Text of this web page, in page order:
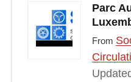
Parc
From